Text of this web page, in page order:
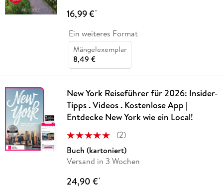
16,99 €*
Ein weiteres Format
Mängelexemplar
8,49 €
New York Reiseführer für 2026: Insider-
Tipps . Videos . Kostenlose App |
Entdecke New York wie ein Local!
(2)
Buch (kartoniert)
Versand in 3 Wochen
24,90 €*